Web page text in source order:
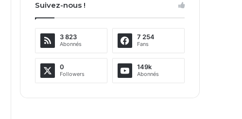
Suivez-nous !
3 823
Abonnés
7 254
Fans
0
Followers
149k
Abonnés